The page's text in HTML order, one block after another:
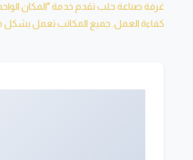
غرفة صناعة حلب تقدم خدمة "المكان
كفاءة العمل. جميع المكاتب تعمل بشكل